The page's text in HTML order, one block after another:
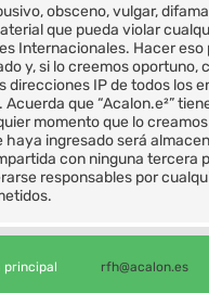
obsceno, vulgar,
que pueda violar
Internacionales. Hacer
y, si lo creemos oportuno,
direcciones IP de todos los
que “Acalon.e²”
momento que lo
ingresado será
con ninguna tercera
responsables por
principal rfh@acalon.es